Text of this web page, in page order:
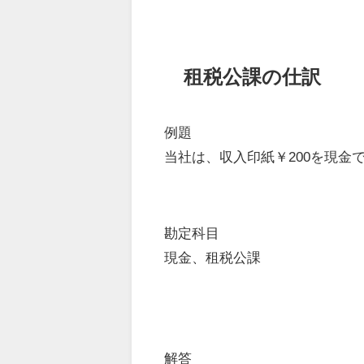
租税公課の仕訳
例題
当社は、収入印紙￥200を現金
勘定科目
現金、租税公課
解答